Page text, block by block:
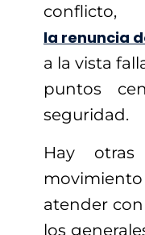
la renuncia
a la vista
puntos
seguridad.
Hay otras
atender
los